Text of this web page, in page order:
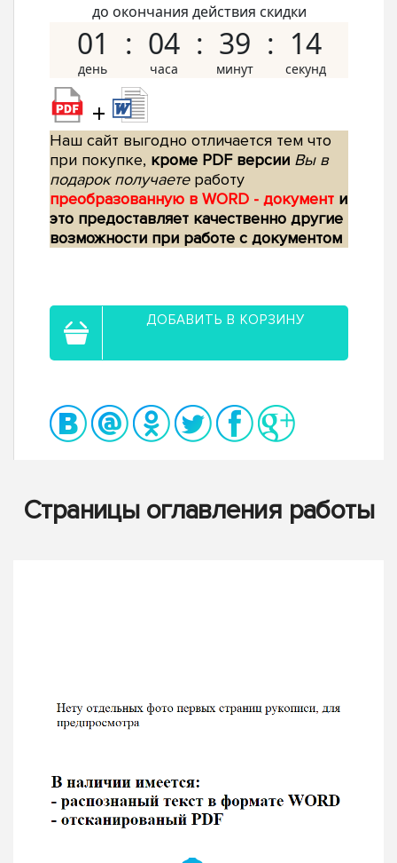
до окончания действия скидки
01 04 39 13
+
Наш сайт выгодно отличается тем что
при покупке, кроме PDF версии Вы в
подарок получаетеработу
преобразованную в WORD - документ и
это предоставляет качественно другие
возможности при работе с документом
ДОБАВИТЬ В КОРЗИНУ
Страницы оглавления работы